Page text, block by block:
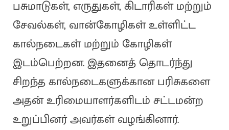
பசுமாடுகள், எருதுகள், கிடாரிகள் மற்றும்
சேவல்கள், வான்கோழிகள் உள்ளிட்ட
கால்நடைகள் மற்றும் கோழிகள்
இடம்பெற்றன. இதனைத் தொடர்ந்து
சிறந்த கால்நடைகளுக்கான பரிசுகளை
அதன் உரிமையாளர்களிடம் சட்டமன்ற
உறுப்பினர் அவர்கள் வழங்கினார்.